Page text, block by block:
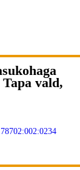
vald,
78702:002:0234